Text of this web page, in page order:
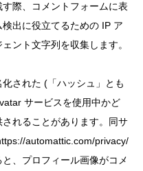
際、コメントフォームに表
出に役立てるための IP ア
ント文字列を収集します。
された (「ハッシュ」とも
サービスを使用中かど
れることがあります。同サ
automattic.com/privacy/
、プロフィール画像がコメ